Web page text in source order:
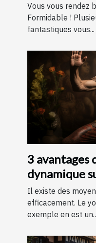
Vous vous rendez
Formidable !
fantastiques vous...
3 avantages
dynamique
Il existe des
efficacement. Le
exemple en est